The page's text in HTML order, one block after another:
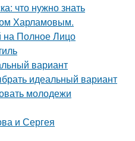
что нужно знать
Харламовым.
на Полное Лицо
вариант
идеальный вариант
молодежи
и Сергея